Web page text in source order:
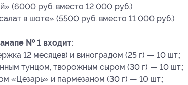
(6000 руб. вместо 12 000 руб.)
в шоте» (5500 руб. вместо 11 000 руб.)
№ 1 входит:
12 месяцев) и виноградом (25 г) — 10 шт.;
тунцом, творожным сыром (30 г) — 10 шт.;
«Цезарь» и пармезаном (30 г) — 10 шт.;